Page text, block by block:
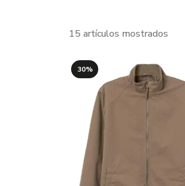
15 artículos mostrados
30%